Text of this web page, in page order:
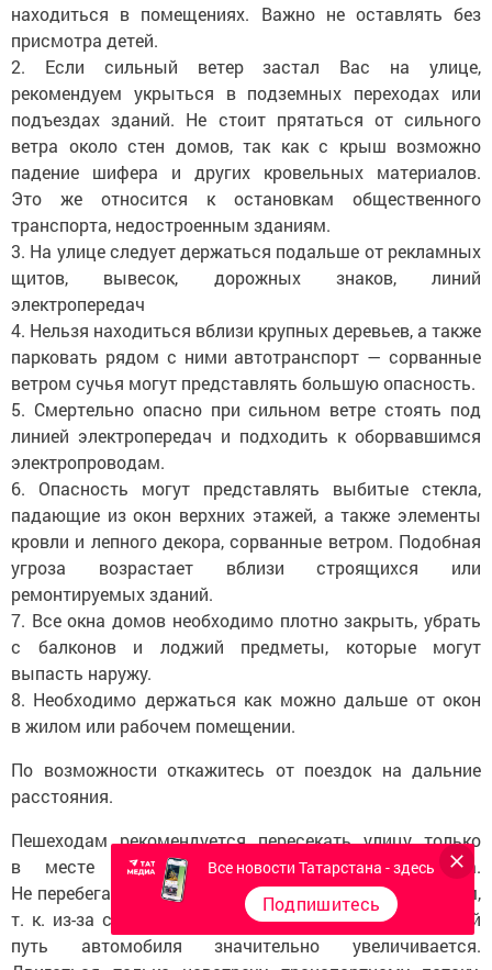
находиться в помещениях. Важно не оставлять без
присмотра детей.
2. Если сильный ветер застал Вас на улице,
рекомендуем укрыться в подземных переходах или
подъездах зданий. Не стоит прятаться от сильного
ветра около стен домов, так как с крыш возможно
падение шифера и других кровельных материалов.
Это же относится к остановкам общественного
транспорта, недостроенным зданиям.
3. На улице следует держаться подальше от рекламных
щитов, вывесок, дорожных знаков, линий
электропередач
4. Нельзя находиться вблизи крупных деревьев, а также
парковать рядом с ними автотранспорт — сорванные
ветром сучья могут представлять большую опасность.
5. Смертельно опасно при сильном ветре стоять под
линией электропередач и подходить к оборвавшимся
электропроводам.
6. Опасность могут представлять выбитые стекла,
падающие из окон верхних этажей, а также элементы
кровли и лепного декора, сорванные ветром. Подобная
угроза возрастает вблизи строящихся или
ремонтируемых зданий.
7. Все окна домов необходимо плотно закрыть, убрать
с балконов и лоджий предметы, которые могут
выпасть наружу.
8. Необходимо держаться как можно дальше от окон
в жилом или рабочем помещении.
По возможности откажитесь от поездок на дальние
расстояния.
Пешеходам рекомендуется пересекать улицу только
в месте обозначенного пешеходного перехода.
Не перебегать трассу перед движущимся транспортом,
т. к. из-за скользкого дорожного покрытия тормозной
путь автомобиля значительно увеличивается.
Все новости Татарстана - здесь
Подпишитесь